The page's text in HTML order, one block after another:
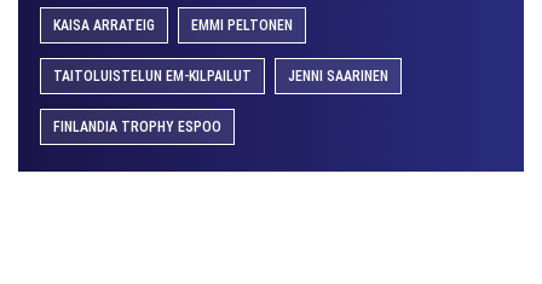
KAISA ARRATEIG EMMI PELTONEN
TAITOLUISTELUN EM-KILPAILUT JENNI SAARINEN
FINLANDIA TROPHY ESPOO